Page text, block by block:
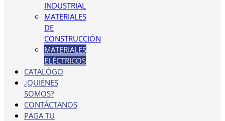
INDUSTRIAL
MATERIALES
DE
CONSTRUCCIÓN
MATERIALES
ELÉCTRICOS
CATALÓGO
¿QUIÉNES
SOMOS?
CONTÁCTANOS
PAGA TU